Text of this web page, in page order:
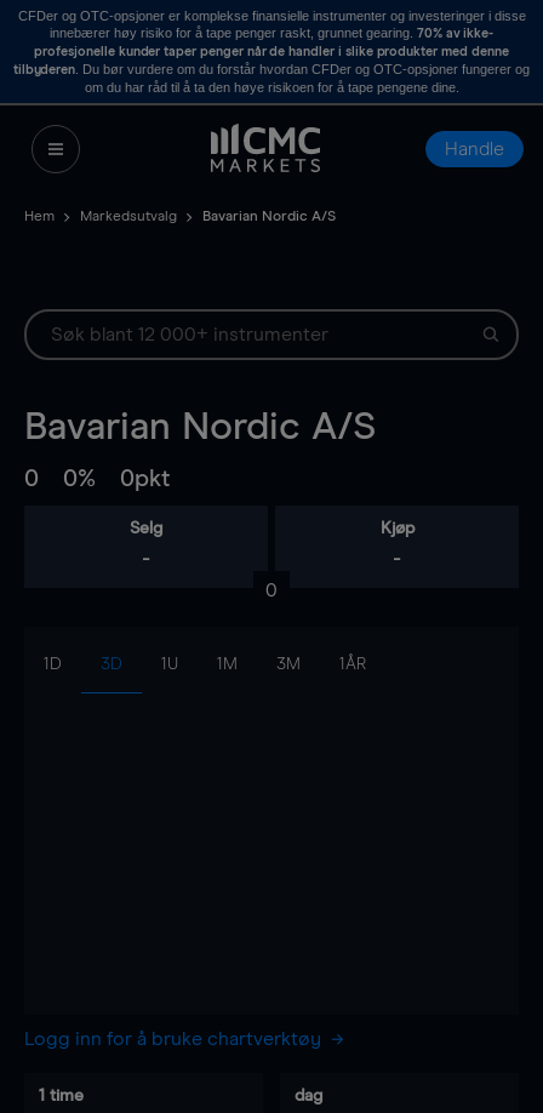
CFDer og OTC-opsjoner er komplekse finansielle instrumenter og investeringer i disse
innebærer høy risiko for å tape penger raskt, grunnet gearing. 70% av ikke-
profesjonelle kunder taper penger når de handler i slike produkter med denne
tilbyderen . Du bør vurdere om du forstår hvordan CFDer og OTC-opsjoner fungerer og
om du har råd til å ta den høye risikoen for å tape pengene dine.
Handle
Hem Markedsutvalg Bavarian Nordic A/S
Bavarian Nordic A/S
0 0% 0pkt
Selg
-
Kjøp
-
0
1D 3D 1U 1M 3M 1ÅR
Logg inn for å bruke chartverktøy
1 time dag